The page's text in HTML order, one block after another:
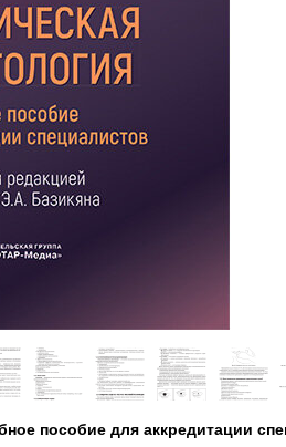
пособие для аккредитации